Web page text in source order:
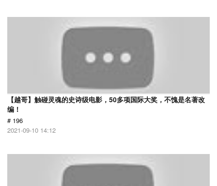
【越哥】触碰灵魂的史诗级电影，50多项国际大奖，不愧是名著改
编！
# 196
2021-09-10 14:12